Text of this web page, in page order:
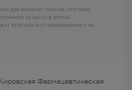
Фармацевтическая
для интернет заказов, итоговую
на кассе в аптеке
отличаться от изображенного на